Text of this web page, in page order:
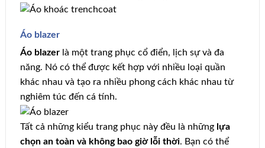
Áo blazer
Áo blazer là một trang phục cổ điển, lịch sự và đa
năng. Nó có thể được kết hợp với nhiều loại quần
khác nhau và tạo ra nhiều phong cách khác nhau từ
nghiêm túc đến cá tính.
Tất cả những kiểu trang phục này đều là những lựa
chọn an toàn và không bao giờ lỗi thời. Bạn có thể